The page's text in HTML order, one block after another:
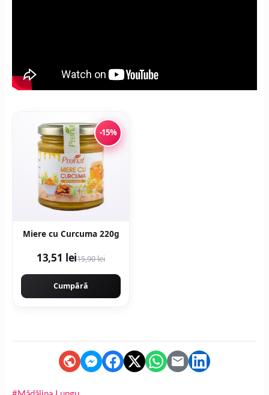
-15%
Miere cu Curcuma 220g
13,51 lei15,90 lei
Cumpără